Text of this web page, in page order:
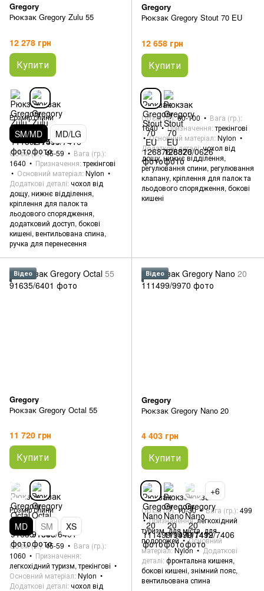
Gregory
Рюкзак Gregory Zulu 55
12 278 грн
Купити
Розмір спини
SM/MD MD/LG
Об'єм (л.) 45-59
Вага (гр.)
1640
Призначення трекінгові
Основний матеріал Nylon
Додаткові деталі чохол від
дощу, нижнє відділення,
кріплення для палок та
льодового спорядження,
додатковий доступ, бокові
кишені, вентильована спина,
ручка для перенесення
Gregory
Рюкзак Gregory Stout 70 EU
12 658 грн
Купити
Об'єм (л.) 60-100
Вага (гр.)
1640
Призначення трекінгові
Основний матеріал Nylon
Додаткові деталі чохол від
дощу, нижнє відділення,
регулювання спини, регулювання
клапану, кріплення для палок та
льодового спорядження, бокові
кишені
Відео
Gregory
Рюкзак Gregory Octal 55
11 720 грн
Купити
Розмір спини
MD SM XS
Об'єм (л.) 45-59
Вага (гр.)
1060
Призначення
легкохідний туризм, трекінгові
Основний матеріал Nylon
Додаткові деталі чохол від
Відео
Gregory
Рюкзак Gregory Nano 20
4 403 грн
Купити
+6
Об'єм (л.) 10-30 Вага (гр.) 499
Призначення легкохідний
туризм, для міста, для
подорожей
Основний
матеріал Nylon
Додаткові
деталі фронтальна кишеня,
бокові кишені, знімний пояс,
вентильована спина